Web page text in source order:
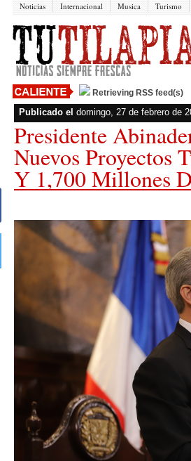
Noticias Internacional Musica Turismo
Retrieving RSS feed(s)
Publicado el domingo, 27 de febrero de
Presidente
Nuevos Proyectos
Y 1,700 Millones